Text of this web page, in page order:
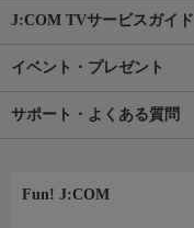
J:COM TVサービスガイド
イベント・プレゼント
サポート・よくある質問
Fun! J:COM